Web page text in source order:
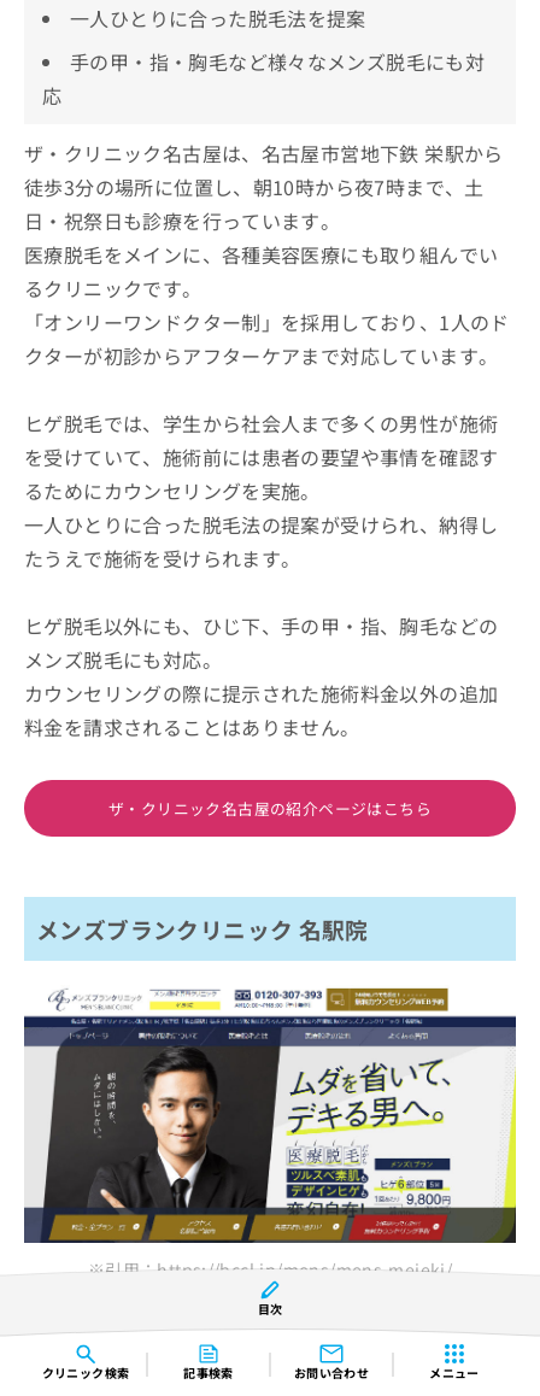
クリニック検索 記事検索 お問い合わせ メニュー
一人ひとりに合った脱毛法を提案
手の甲・指・胸毛など様々なメンズ脱毛にも対
応
ザ・クリニック名古屋は、名古屋市営地下鉄 栄駅から
徒歩3分の場所に位置し、朝10時から夜7時まで、土
日・祝祭日も診療を行っています。
医療脱毛をメインに、各種美容医療にも取り組んでい
るクリニックです。
「オンリーワンドクター制」を採用しており、1人のド
クターが初診からアフターケアまで対応しています。
ヒゲ脱毛では、学生から社会人まで多くの男性が施術
を受けていて、施術前には患者の要望や事情を確認す
るためにカウンセリングを実施。
一人ひとりに合った脱毛法の提案が受けられ、納得し
たうえで施術を受けられます。
ヒゲ脱毛以外にも、ひじ下、手の甲・指、胸毛などの
メンズ脱毛にも対応。
カウンセリングの際に提示された施術料金以外の追加
料金を請求されることはありません。
ザ・クリニック名古屋の紹介ページはこちら
メンズブランクリニック 名駅院
※引用：https://bccl.jp/mens/mens-meieki/
基本情報（アクセス、住所、診療時間）
目次